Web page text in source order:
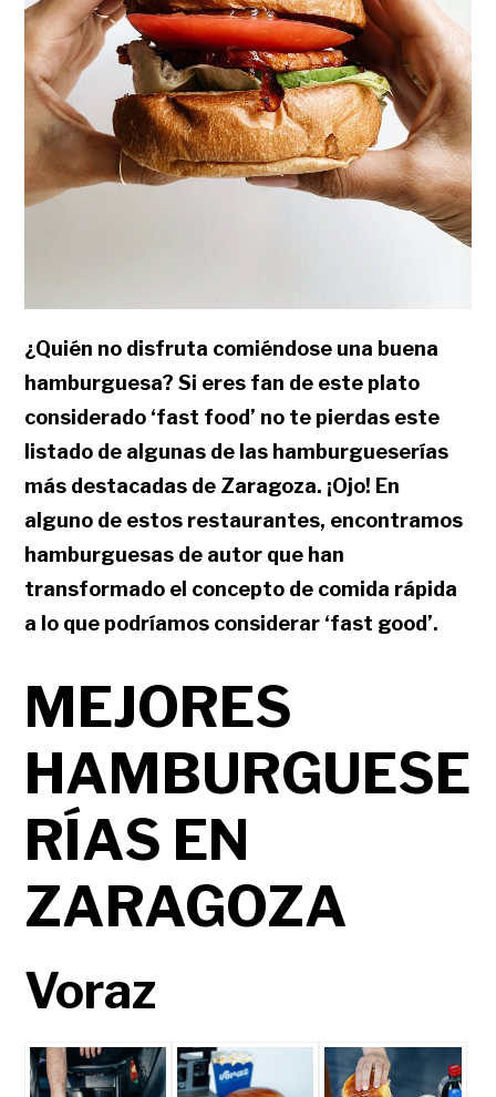
¿Quién no disfruta comiéndose una buena
hamburguesa? Si eres fan de este plato
considerado ‘fast food’ no te pierdas este
listado de algunas de las hamburgueserías
más destacadas de Zaragoza. ¡Ojo! En
alguno de estos restaurantes, encontramos
hamburguesas de autor que han
transformado el concepto de comida rápida
a lo que podríamos considerar ‘fast good’.
MEJORES
HAMBURGUESE
RÍAS EN
ZARAGOZA
Voraz